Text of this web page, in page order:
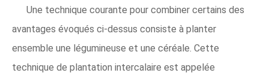
Une technique courante pour combiner certains des
avantages évoqués ci-dessus consiste à planter
ensemble une légumineuse et une céréale. Cette
technique de plantation intercalaire est appelée